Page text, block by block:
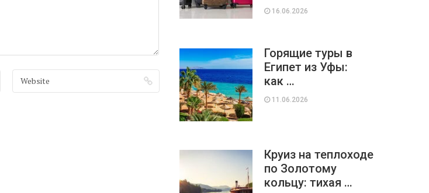
16.06.2026
Горящие туры в
Египет из Уфы:
как …
11.06.2026
Круиз на теплоходе
по Золотому
кольцу: тихая …